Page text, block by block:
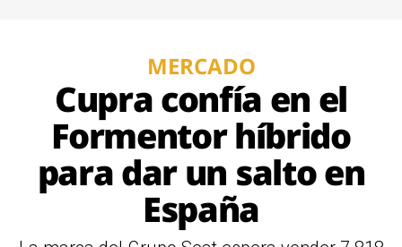
MERCADO
Cupra confía en el
Formentor híbrido
para dar un salto en
España